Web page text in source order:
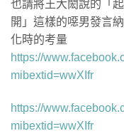
也請將王大閎說的「
開」這樣的噁男發言
化時的考量
https://
mibextid=wwXIfr
https://
mibextid=wwXIfr